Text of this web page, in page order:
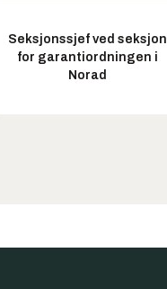
Seksjonssjef ved seksjon
for garantiordningen i
Norad